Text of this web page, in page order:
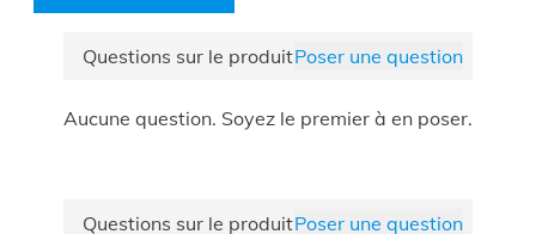
Grâce au manuel clair, elle se monte en moins de 15
Commandez dès maintenant cette table d’appoint
Barcode
5400943407815
Questions sur le produitPoser une question
Aucune question. Soyez le premier à en poser.
Questions sur le produitPoser une question